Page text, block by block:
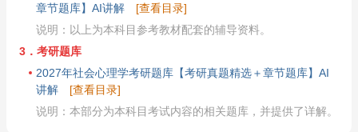
章节题库】AI讲解
[查看目录]
说明：以上为本科目参考教材配套的辅导资料。
3．考研题库
2027年社会心理学考研题库【考研真题精选＋章节题库】AI
讲解
[查看目录]
说明：本部分为本科目考试内容的相关题库，并提供了详解。